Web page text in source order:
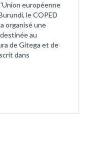
européenne
le COPED
organisé une
au
de Gitega et de
dans